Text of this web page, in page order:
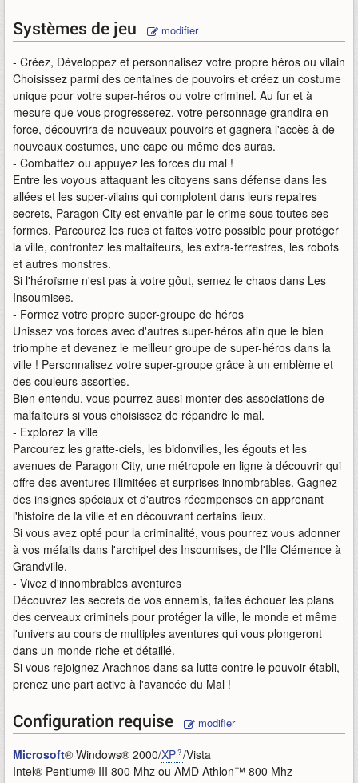
Systèmes de jeu modifier
- Créez, Développez et personnalisez votre propre héros ou vilain
Choisissez parmi des centaines de pouvoirs et créez un costume
unique pour votre super-héros ou votre criminel. Au fur et à
mesure que vous progresserez, votre personnage grandira en
force, découvrira de nouveaux pouvoirs et gagnera l'accès à de
nouveaux costumes, une cape ou même des auras.
- Combattez ou appuyez les forces du mal !
Entre les voyous attaquant les citoyens sans défense dans les
allées et les super-vilains qui complotent dans leurs repaires
secrets, Paragon City est envahie par le crime sous toutes ses
formes. Parcourez les rues et faites votre possible pour protéger
la ville, confrontez les malfaiteurs, les extra-terrestres, les robots
et autres monstres.
Si l'héroïsme n'est pas à votre gôut, semez le chaos dans Les
Insoumises.
- Formez votre propre super-groupe de héros
Unissez vos forces avec d'autres super-héros afin que le bien
triomphe et devenez le meilleur groupe de super-héros dans la
ville ! Personnalisez votre super-groupe grâce à un emblème et
des couleurs assorties.
Bien entendu, vous pourrez aussi monter des associations de
malfaiteurs si vous choisissez de répandre le mal.
- Explorez la ville
Parcourez les gratte-ciels, les bidonvilles, les égouts et les
avenues de Paragon City, une métropole en ligne à découvrir qui
offre des aventures illimitées et surprises innombrables. Gagnez
des insignes spéciaux et d'autres récompenses en apprenant
l'histoire de la ville et en découvrant certains lieux.
Si vous avez opté pour la criminalité, vous pourrez vous adonner
à vos méfaits dans l'archipel des Insoumises, de l'Ile Clémence à
Grandville.
- Vivez d'innombrables aventures
Découvrez les secrets de vos ennemis, faites échouer les plans
des cerveaux criminels pour protéger la ville, le monde et même
l'univers au cours de multiples aventures qui vous plongeront
dans un monde riche et détaillé.
Si vous rejoignez Arachnos dans sa lutte contre le pouvoir établi,
prenez une part active à l'avancée du Mal !
Configuration requise modifier
Microsoft® Windows® 2000/XP /Vista
Intel® Pentium® III 800 Mhz ou AMD Athlon™ 800 Mhz